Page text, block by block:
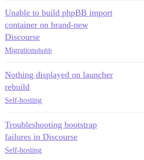
Unable to build phpBB import
container on brand-new
Discourse
Migrationphpbb
Nothing displayed on launcher
rebuild
Self-hosting
Troubleshooting bootstrap
failures in Discourse
Self-hosting